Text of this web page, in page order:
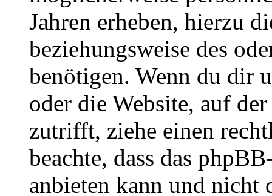
Jahren erheben, hierzu
beziehungsweise des
benötigen. Wenn du dir
oder die Website, auf
zutrifft, ziehe einen
beachte, dass das
anbieten kann und nicht